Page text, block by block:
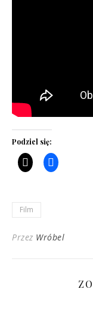
Podziel się:
Film
Przez Wróbel